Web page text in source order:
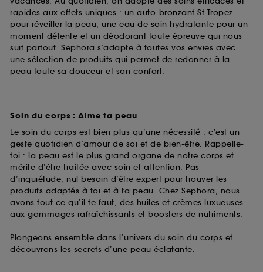
rapides aux effets uniques : un auto-bronzant St Tropez
pour réveiller la peau, une eau de soin hydratante pour un
moment détente et un déodorant toute épreuve qui nous
suit partout. Sephora s’adapte à toutes vos envies avec
une sélection de produits qui permet de redonner à la
peau toute sa douceur et son confort.
Soin du corps : Aime ta peau
Le soin du corps est bien plus qu’une nécessité ; c’est un
geste quotidien d’amour de soi et de bien-être. Rappelle-
toi : la peau est le plus grand organe de notre corps et
mérite d’être traitée avec soin et attention. Pas
d’inquiétude, nul besoin d’être expert pour trouver les
produits adaptés à toi et à ta peau. Chez Sephora, nous
avons tout ce qu’il te faut, des huiles et crèmes luxueuses
aux gommages rafraîchissants et boosters de nutriments.
Plongeons ensemble dans l’univers du soin du corps et
découvrons les secrets d’une peau éclatante.